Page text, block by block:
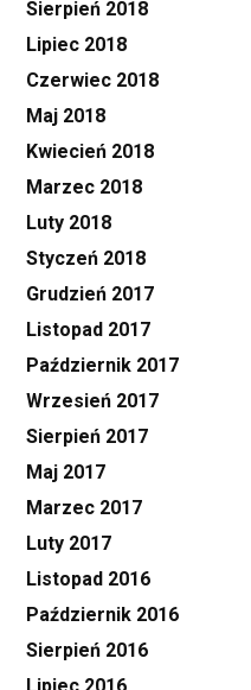
Sierpień 2018
Lipiec 2018
Czerwiec 2018
Maj 2018
Kwiecień 2018
Marzec 2018
Luty 2018
Styczeń 2018
Grudzień 2017
Listopad 2017
Październik 2017
Wrzesień 2017
Sierpień 2017
Maj 2017
Marzec 2017
Luty 2017
Listopad 2016
Październik 2016
Sierpień 2016